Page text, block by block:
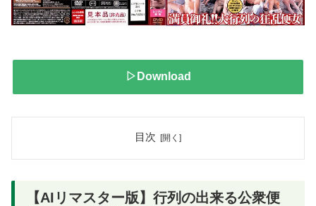
▷Download
目次
【AIリマスター版】行列の出来る公衆便